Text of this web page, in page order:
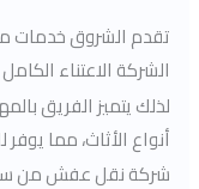
تقدم الشروق خدمات
الشركة الاعتناء
لذلك يتميز الفريق
أنواع الأثاث، مما
شركة نقل عفش من سبت